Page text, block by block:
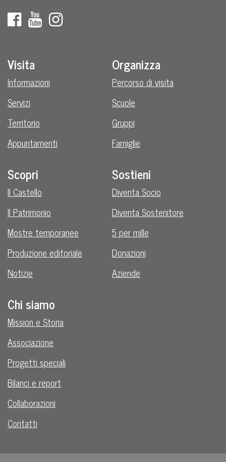
Visita
Informazioni
Servizi
Territorio
Appuntamenti
Organizza
Percorso di visita
Scuole
Gruppi
Famiglie
Scopri
Il Castello
Il Patrimonio
Mostre temporanee
Produzione editoriale
Notizie
Sostieni
Diventa Socio
Diventa Sostenitore
5 per mille
Donazioni
Aziende
Chi siamo
Mission e Storia
Associazione
Progetti speciali
Bilanci e report
Collaborazioni
Contatti